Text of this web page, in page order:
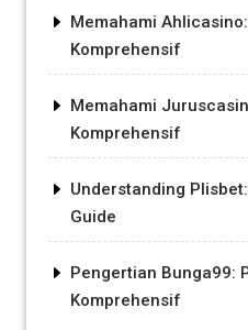
Memahami
Komprehensif
Memahami
Komprehensif
Understanding
Guide
Pengertian Bunga99:
Komprehensif